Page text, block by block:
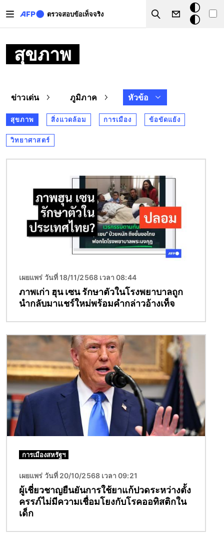
ตรวจสอบข้อเท็จจริง
Search
โหมด
มืด
สุขภาพ
ข่าวเด่น ภูมิภาค หัวข้อ
สุขภาพ สิ่งแวดล้อม การเมือง ข้อขัดแย้ง
วิทยาศาสตร์
เผยแพร่ วันที่ 18/11/2568 เวลา 08:44
ภาพเก่า ฮุน เซน รักษาตัวในโรงพยาบาลถูก
นำกลับมาแชร์ใหม่พร้อมคำกล่าวอ้างเท็จ
Image
การเมืองสหรัฐฯ
เผยแพร่ วันที่ 20/10/2568 เวลา 09:21
ผู้เชี่ยวชาญยืนยันการใช้ยาแก้ปวดระหว่างตั้ง
ครรภ์ไม่มีความเชื่อมโยงกับโรคออทิสติกใน
เด็ก